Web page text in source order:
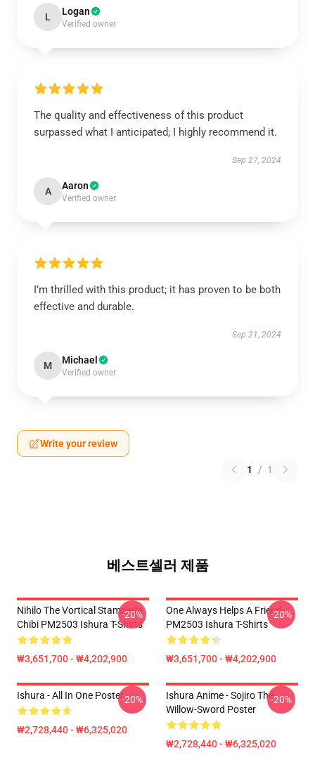
L Logan
Verified owner
The quality and effectiveness of this product
surpassed what I anticipated; I highly recommend it.
Sep 27, 2024
A Aaron
Verified owner
I’m thrilled with this product; it has proven to be both
effective and durable.
Sep 21, 2024
M Michael
Verified owner
Write your review
1 / 1
베스트셀러 제품
Nihilo The Vortical Stampede
Chibi PM2503 Ishura T-Shirts
₩3,651,700 - ₩4,202,900
-20%
One Always Helps A Friend
PM2503 Ishura T-Shirts
₩3,651,700 - ₩4,202,900
-20%
Ishura - All In One Poster
₩2,728,440 - ₩6,325,020
-20%
Ishura Anime - Sojiro The
Willow-Sword Poster
₩2,728,440 - ₩6,325,020
-20%